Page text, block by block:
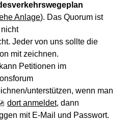
Anlage). Das Quorum ist
Jeder von uns sollte die
mit zeichnen.
Petitionen im
unterstützen, wenn man
dort anmeldet, dann
mit E-Mail und Passwort.